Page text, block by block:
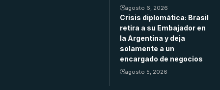
agosto 6, 2026
Crisis diplomática: Brasil
retira a su Embajador en
la Argentina y deja
solamente a un
encargado de negocios
agosto 5, 2026